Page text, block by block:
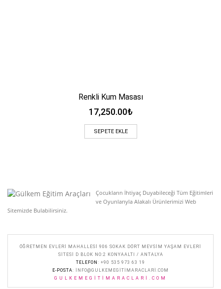
Renkli Kum Masası
17,250.00₺
SEPETE EKLE
Çocukların İhtiyaç Duyabileceği Tüm Eğitimleri
ve Oyunlarıyla Alakalı Ürünlerimizi Web
Sitemizde Bulabilirsiniz.
ÖĞRETMEN EVLERI MAHALLESI 906 SOKAK DÖRT MEVSIM YAŞAM EVLERI
SITESI D BLOK NO:2 KONYAALTI / ANTALYA
TELEFON : +90 535 973 63 19
E-POSTA:
INFO@GULKEMEGITIMARACLARI.COM
GULKEMEGITIMARACLARI.COM